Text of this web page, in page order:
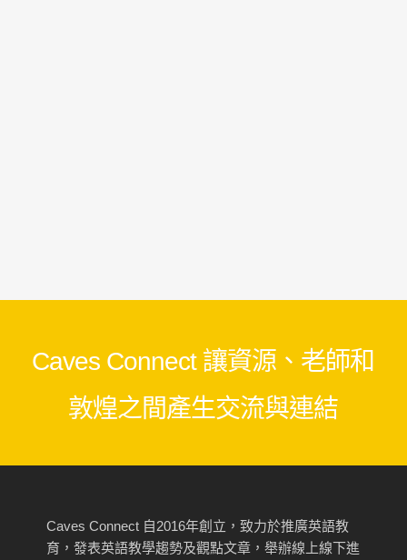
Caves Connect 讓資源、老師和
敦煌之間產生交流與連結
Caves Connect 自2016年創立，致力於推廣英語教
育，發表英語教學趨勢及觀點文章，舉辦線上線下進